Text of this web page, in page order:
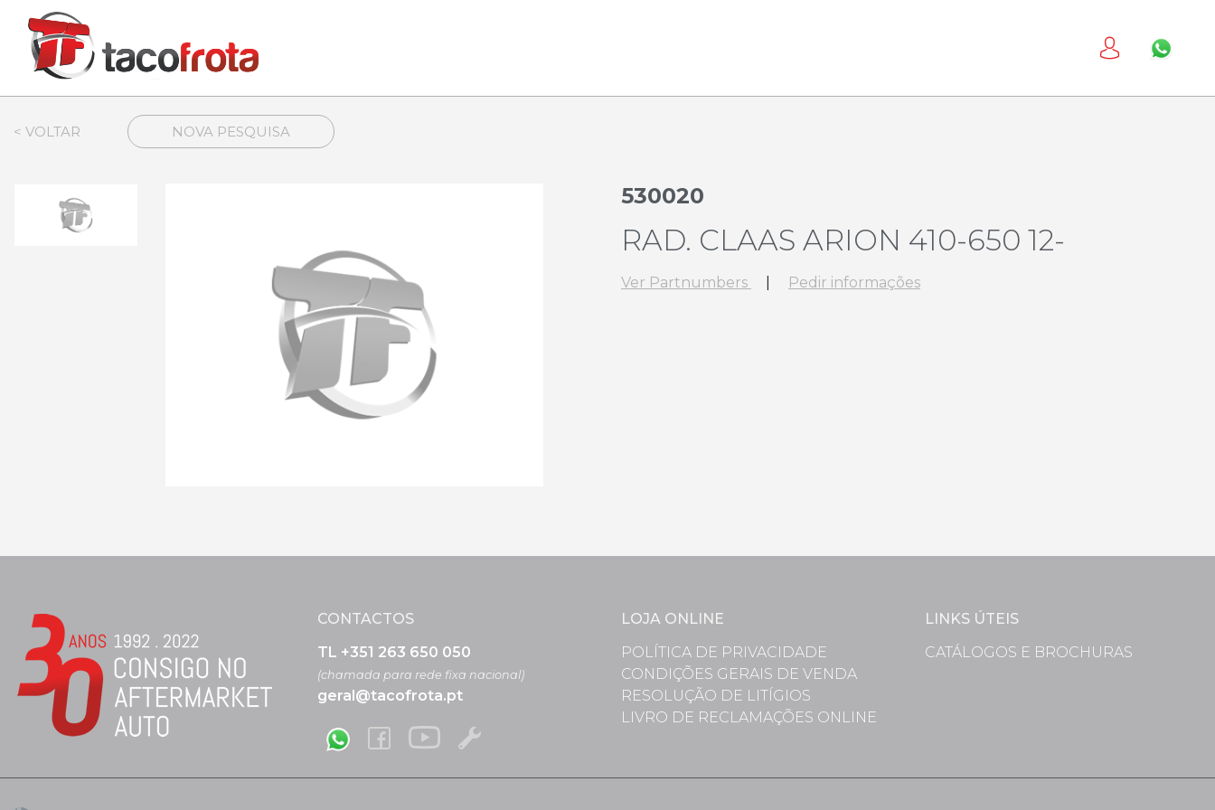
< VOLTAR NOVA PESQUISA
530020
RAD. CLAAS ARION 410-650 12-
Ver Partnumbers Pedir informações
CONTACTOS
TL +351 263 650 050
(chamada para rede fixa nacional)
geral@tacofrota.pt
LOJA ONLINE
POLÍTICA DE PRIVACIDADE
CONDIÇÕES GERAIS DE VENDA
RESOLUÇÃO DE LITÍGIOS
LIVRO DE RECLAMAÇÕES ONLINE
LINKS ÚTEIS
CATÁLOGOS E BROCHURAS